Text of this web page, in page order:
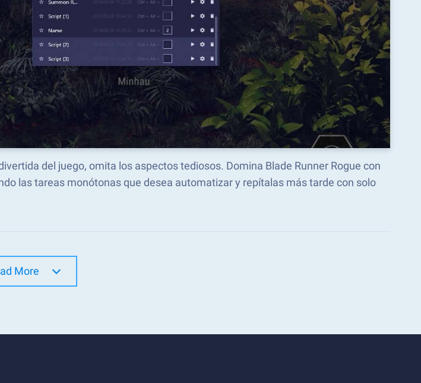
del juego, omita los aspectos tediosos. Domina Blade Runner Rogue con
las tareas monótonas que desea automatizar y repítalas más tarde con solo
More